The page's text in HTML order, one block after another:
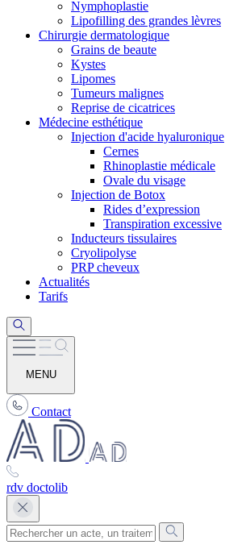
Nymphoplastie
Lipofilling des grandes lèvres
Chirurgie dermatologique
Grains de beaute
Kystes
Lipomes
Tumeurs malignes
Reprise de cicatrices
Médecine esthétique
Injection d'acide hyaluronique
Cernes
Rhinoplastie médicale
Ovale du visage
Injection de Botox
Rides d’expression
Transpiration excessive
Inducteurs tissulaires
Cryolipolyse
PRP cheveux
Actualités
Tarifs
MENU
Contact
rdv doctolib